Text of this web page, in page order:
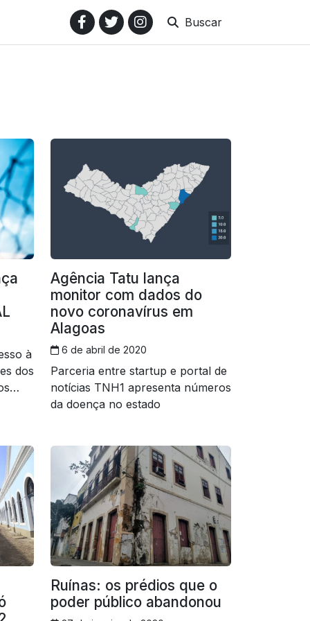
Buscar
à
dos
Agência Tatu lança
monitor com dados do
novo coronavírus em
Alagoas
6 de abril de 2020
Parceria entre startup e portal de
notícias TNH1 apresenta números
da doença no estado
Ruínas: os prédios que o
poder público abandonou